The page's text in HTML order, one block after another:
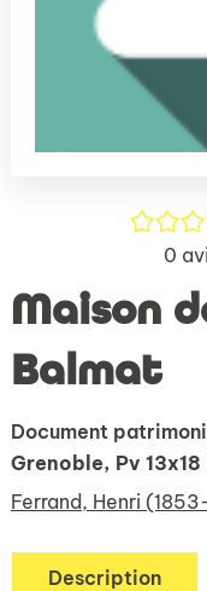
/5
0
Maison
Balmat
Document
Grenoble, Pv
Ferrand, Henri
Description